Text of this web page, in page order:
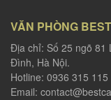
VĂN PHÒNG
Địa chỉ: Số 25 ngõ 81
Đình, Hà Nội.
Hotline: 0936 315 115
Email: